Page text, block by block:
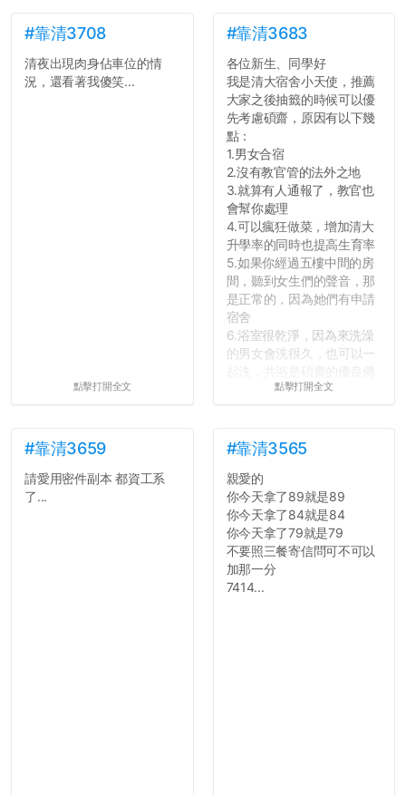
#靠清3708
清夜出現肉身佔車位的情
況，還看著我傻笑...
點擊打開全文
#靠清3683
各位新生、同學好
我是清大宿舍小天使，推薦
大家之後抽籤的時候可以優
先考慮碩齋，原因有以下幾
點：
1.男女合宿
2.沒有教官管的法外之地
3.就算有人通報了，教官也
會幫你處理
4.可以瘋狂做菜，增加清大
升學率的同時也提高生育率
5.如果你經過五樓中間的房
間，聽到女生們的聲音，那
是正常的，因為她們有申請
宿舍
6.浴室很乾淨，因為來洗澡
的男女會洗很久，也可以一
舍房間，都歡迎留言讓我知
道...
點擊打開全文
#靠清3659
請愛用密件副本 都資工系
了...
#靠清3565
親愛的
你今天拿了89就是89
你今天拿了84就是84
你今天拿了79就是79
不要照三餐寄信問可不可以
加那一分
7414...